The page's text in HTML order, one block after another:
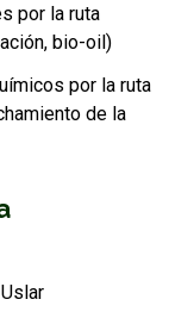
OS
por la ruta
bio-oil)
por la ruta
de la